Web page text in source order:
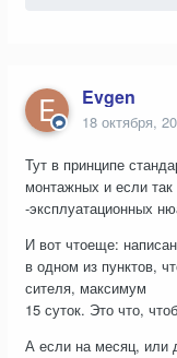
Evgen
18 октября,
Тут в принципе
монтажных и если
-эксплуатационных
И вот чтоеще:
в одном из пунктов,
сителя, максимум
15 суток. Это что,
А если на месяц, или